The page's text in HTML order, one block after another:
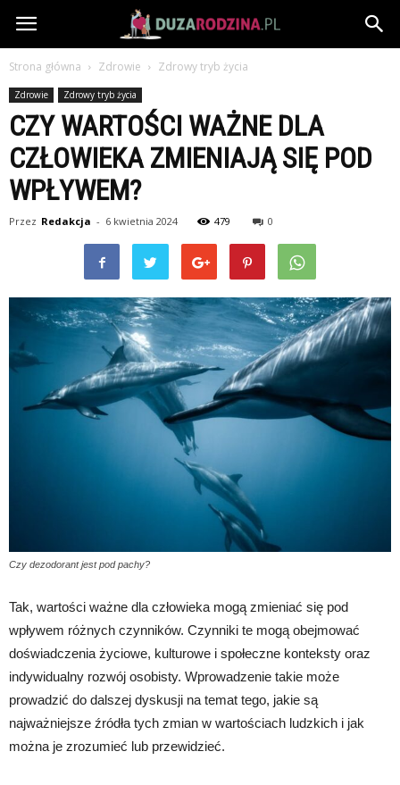
DuzaRodzina.pl
Strona główna Zdrowie Zdrowy tryb życia
Zdrowie Zdrowy tryb życia
CZY WARTOŚCI WAŻNE DLA
CZŁOWIEKA ZMIENIAJĄ SIĘ POD
WPŁYWEM?
Przez Redakcja - 6 kwietnia 2024 479 0
Czy dezodorant jest pod pachy?
Tak, wartości ważne dla człowieka mogą zmieniać się pod
wpływem różnych czynników. Czynniki te mogą obejmować
doświadczenia życiowe, kulturowe i społeczne konteksty oraz
indywidualny rozwój osobisty. Wprowadzenie takie może
prowadzić do dalszej dyskusji na temat tego, jakie są
najważniejsze źródła tych zmian w wartościach ludzkich i jak
można je zrozumieć lub przewidzieć.